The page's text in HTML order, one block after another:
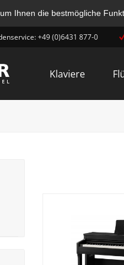
Ihnen die bestmögliche
+49 (0)6431 877-0
Klaviere